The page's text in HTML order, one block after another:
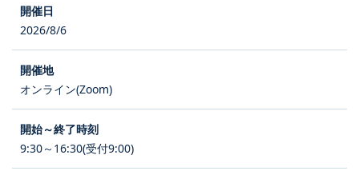
2026/8/6
オンライン(Zoom)
9:30～16:30(受付9:00)